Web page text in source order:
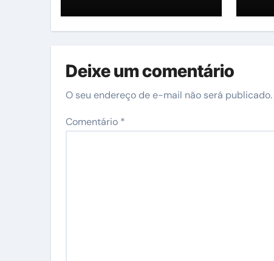
Deixe um comentário
O seu endereço de e-mail não será publicado.
Comentário *